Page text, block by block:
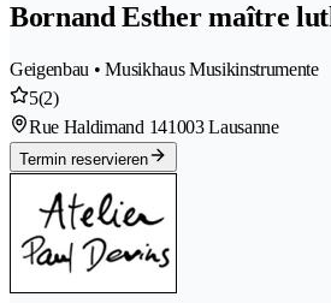
Bornand Esther maître
Geigenbau • Musikhaus Musikinstrumente
5(2)
Rue Haldimand 141003 Lausanne
Termin reservieren